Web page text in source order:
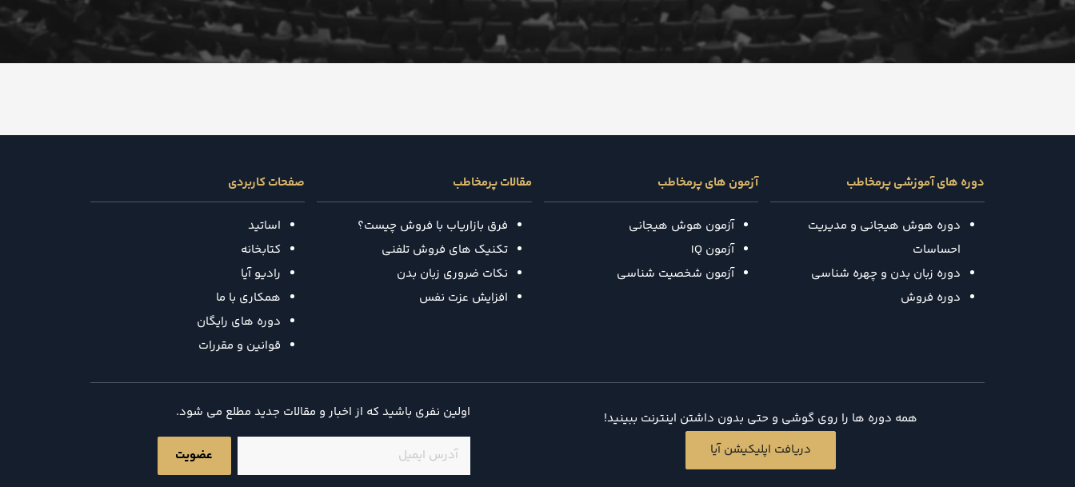
دوره های آموزشی پرمخاطب
دوره هوش هیجانی و مدیریت
احساسات
دوره زبان بدن و چهره شناسی
دوره فروش
آزمون های پرمخاطب
آزمون هوش هیجانی
آزمون IQ
آزمون شخصیت شناسی
مقالات پرمخاطب
فرق بازاریاب با فروش چیست؟
تکنیک‌ های فروش تلفنی
نکات ضروری زبان بدن
افزایش عزت نفس
صفحات کاربردی
اساتید
کتابخانه
رادیو آیا
همکاری با ما
دوره های رایگان
قوانین و مقررات
همه دوره ها را روی گوشی و حتی بدون داشتن اینترنت ببینید!
دریافت اپلیکیشن آیا
اولین نفری باشید که از اخبار و مقالات جدید مطلع می شود.
ایمیل
(ضروری)